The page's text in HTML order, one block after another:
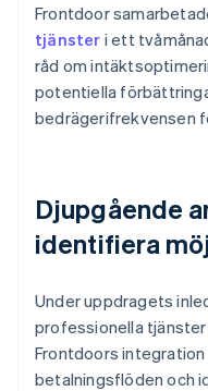
Frontdoor
tjänster i ett
råd om
potentiella
bedrägerifrekvensen
Djupgående
identifiera
Under uppdragets
professionella
Frontdoors
betalningsflöden och